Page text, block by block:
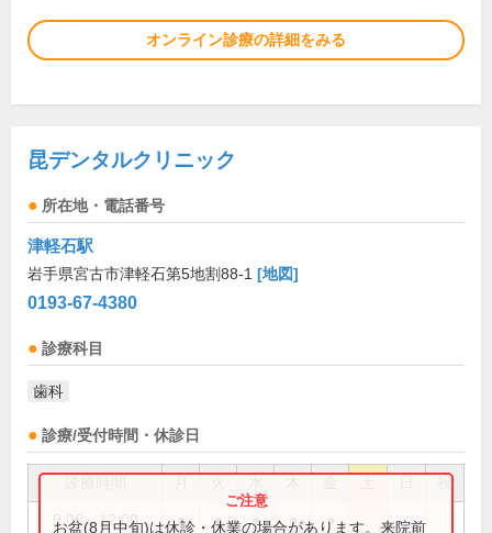
オンライン診療の詳細をみる
昆デンタルクリニック
所在地・電話番号
津軽石駅
岩手県宮古市津軽石第5地割88-1 [地図]
0193-67-4380
診療科目
歯科
診療/受付時間・休診日
祝
9:00～12:00 ● ● ● ● ●
お盆(8月中旬)は休診・休業の場合があります。来院前